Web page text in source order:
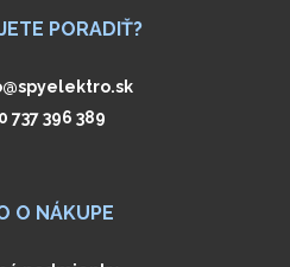
PORADIŤ?
737 396 389
O NÁKUPE